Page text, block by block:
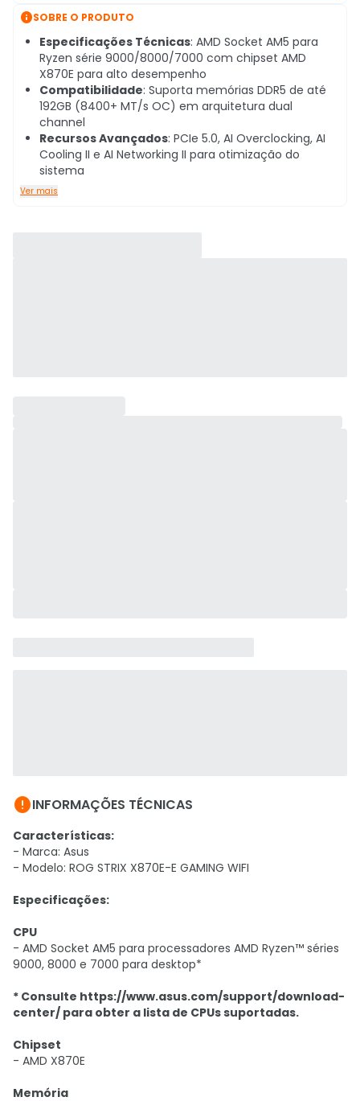
SOBRE O PRODUTO
Especificações Técnicas: AMD Socket AM5 para
Ryzen série 9000/8000/7000 com chipset AMD
X870E para alto desempenho
Compatibilidade: Suporta memórias DDR5 de até
192GB (8400+ MT/s OC) em arquitetura dual
channel
Recursos Avançados: PCIe 5.0, AI Overclocking, AI
Cooling II e AI Networking II para otimização do
sistema
Ver mais
INFORMAÇÕES TÉCNICAS
Características:
- Marca: Asus
- Modelo: ROG STRIX X870E-E GAMING WIFI
Especificações:
CPU
- AMD Socket AM5 para processadores AMD Ryzen™ séries
9000, 8000 e 7000 para desktop*
* Consulte https://www.asus.com/support/download-
center/ para obter a lista de CPUs suportadas.
Chipset
- AMD X870E
Memória